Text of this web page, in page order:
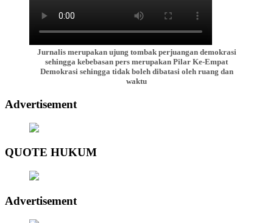
Jurnalis merupakan ujung tombak perjuangan demokrasi
sehingga kebebasan pers merupakan Pilar Ke-Empat
Demokrasi sehingga tidak boleh dibatasi oleh ruang dan
waktu
Advertisement
QUOTE HUKUM
Advertisement